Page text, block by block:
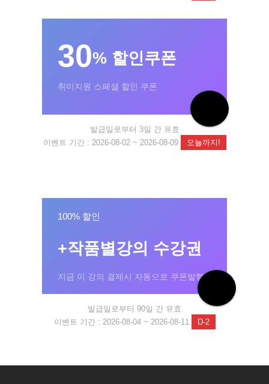
30% 할인쿠폰
취미지원 스페셜 할인 쿠폰
발급일로부터 3일 간 유효
이벤트 기간 : 2026-08-02 ~ 2026-08-09
오늘까지!
100% 할인
+작품별강의 수강권
지금 이 강의 결제시 자동으로 쿠폰발행!
발급일로부터 90일 간 유효
이벤트 기간 : 2026-08-04 ~ 2026-08-11
D-2